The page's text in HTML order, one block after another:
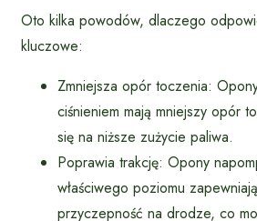
Oto kilka powodów, dlaczego
kluczowe:
Zmniejsza opór toczenia:
ciśnieniem mają mniejszy opór
się na niższe zużycie paliwa.
Poprawia trakcję: Opony
właściwego poziomu
przyczepność na drodze, co